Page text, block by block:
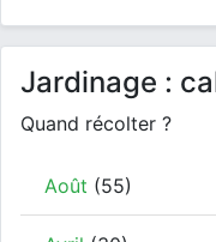
Jardinage :
Quand récolter ?
Août (55)